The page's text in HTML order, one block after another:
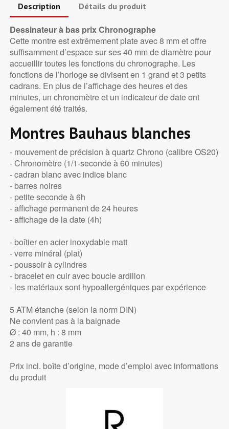
Description Détails du produit
Dessinateur à bas prix Chronographe
Cette montre est extrêmement plate avec 8 mm et offre
suffisamment d’espace sur ses 40 mm de diamètre pour
accueillir toutes les fonctions du chronographe. Les
fonctions de l’horloge se divisent en 1 grand et 3 petits
cadrans. En plus de l’affichage des heures et des
minutes, un chronomètre et un indicateur de date ont
également été traités.
Montres Bauhaus blanches
- mouvement de précision à quartz Chrono (calibre OS20)
- Chronomètre (1/1-seconde à 60 minutes)
- cadran blanc avec indice blanc
- barres noires
- petite seconde à 6h
- affichage permanent de 24 heures
- affichage de la date (4h)
- boîtier en acier inoxydable matt
- verre minéral (plat)
- poussoir à cylindres
- bracelet en cuir avec boucle ardillon
- les matériaux sont hypoallergéniques par expérience
5 ATM étanche (selon la norm DIN)
Ne convient pas à la baignade
Ø : 40 mm, h : 8 mm
2 ans de garantie
Prix incl. boîte d’origine, mode d’emploi avec informations
du produit